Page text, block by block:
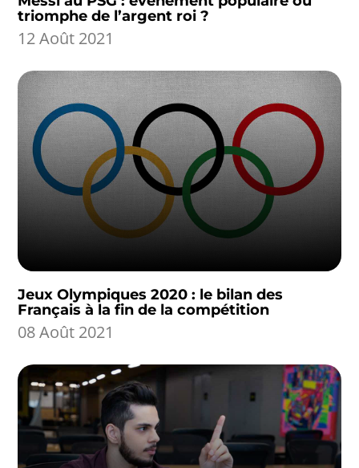
triomphe de l’argent roi ?
12 Août 2021
Jeux Olympiques 2020 : le bilan des
Français à la fin de la compétition
08 Août 2021